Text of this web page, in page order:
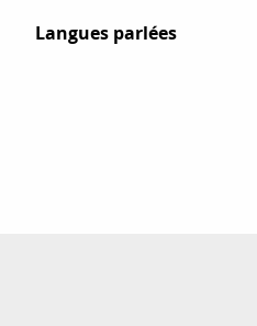
Langues parlées
Langues parlées